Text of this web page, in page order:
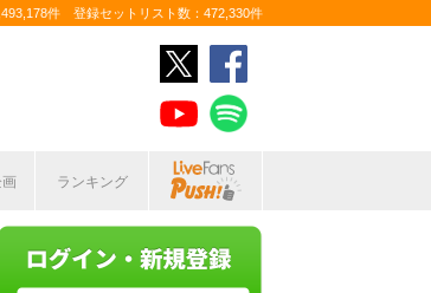
件 登録セットリスト数：472,330件
ランキング